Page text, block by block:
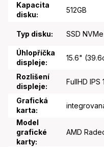
Kapacita
disku:
512GB
Typ disku: SSD NVMe
Úhlopříčka
displeje:
15.6"
Rozlišení
displeje:
FullHD
Grafická
karta:
Model
grafické
karty:
AMD